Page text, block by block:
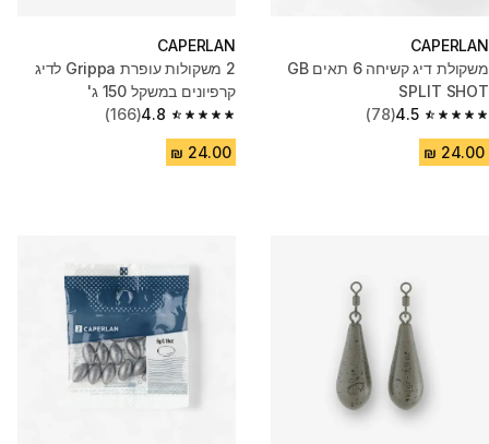
CAPERLAN
משקולת דיג קשיחה 6 תאים GB
SPLIT SHOT
4.5
4.5 out of 5 stars from 78 reviews
(78)
CAPERLAN
2 משקולות עופרת Grippa לדיג
קרפיונים במשקל 150 ג'
4.8
4.8 out of 5 stars from 166 reviews
(166)